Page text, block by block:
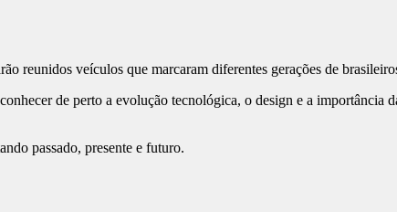
reunidos veículos que marcaram diferentes gerações de
de perto a evolução tecnológica, o design e a importância
passado, presente e futuro.